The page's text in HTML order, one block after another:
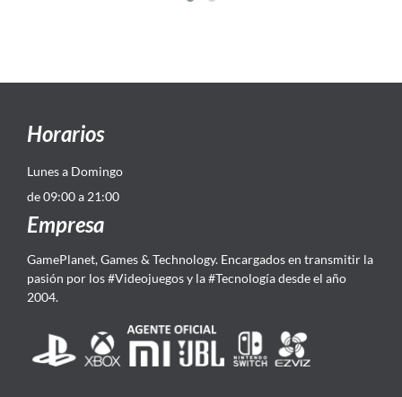
Horarios
Lunes a Domingo
de 09:00 a 21:00
Empresa
GamePlanet, Games & Technology. Encargados en transmitir la
pasión por los #Videojuegos y la #Tecnología desde el año
2004.